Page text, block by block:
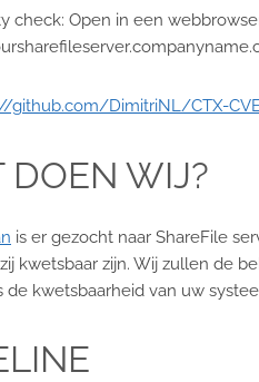
check: Open in een
github.com/DimitriNL/CTX-
DOEN WIJ?
is er gezocht naar ShareFile
kwetsbaar zijn. Wij zullen de
de kwetsbaarheid van uw